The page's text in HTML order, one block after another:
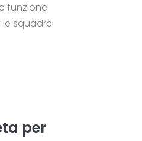
funziona
squadre
per